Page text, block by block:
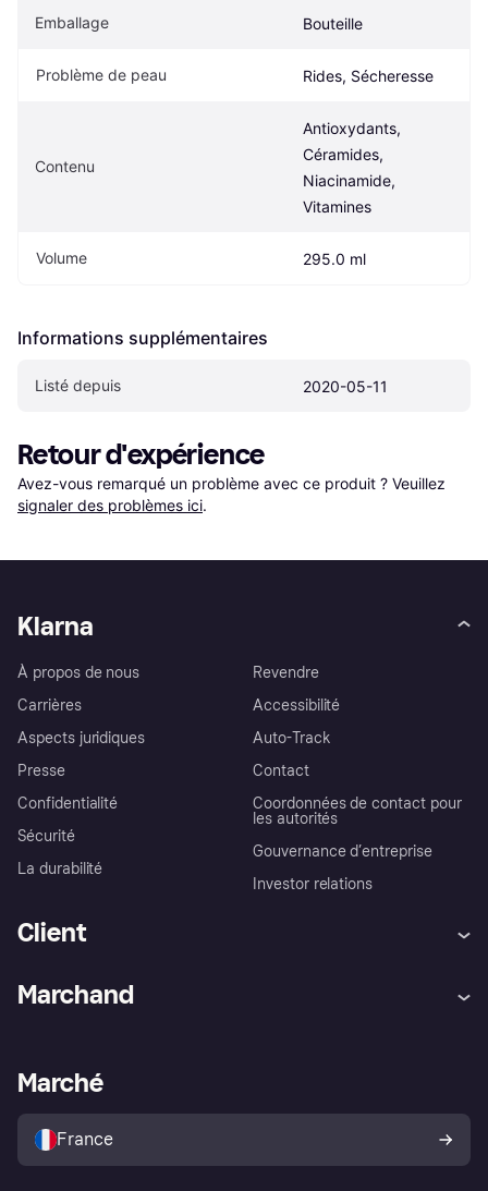
Emballage Bouteille
Problème de peau Rides, Sécheresse
Contenu
Antioxydants,
Céramides,
Niacinamide,
Vitamines
Volume 295.0 ml
Informations supplémentaires
Listé depuis 2020-05-11
Retour d'expérience
Avez-vous remarqué un problème avec ce produit ? Veuillez
signaler des problèmes ici.
Klarna
À propos de nous
Carrières
Aspects juridiques
Presse
Confidentialité
Sécurité
La durabilité
Revendre
Accessibilité
Auto-Track
Contact
Coordonnées de contact pour
les autorités
Gouvernance d’entreprise
Investor relations
Client
Explorez les magasins
Politique de protection de
l’acheteur Klarna
Marchand
Portail Marchand
Marché
France